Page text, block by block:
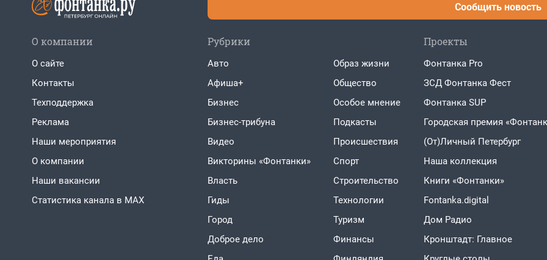
Сообщить новость
О компании
О сайте
Контакты
Техподдержка
Реклама
Наши мероприятия
О компании
Наши вакансии
Статистика канала в MAX
Рубрики
Авто
Афиша+
Бизнес
Бизнес-трибуна
Видео
Викторины «Фонтанки»
Власть
Гиды
Город
Доброе дело
Образ жизни
Общество
Особое мнение
Подкасты
Проиcшествия
Спорт
Строительство
Технологии
Туризм
Финансы
Проекты
Фонтанка Pro
ЗСД Фонтанка Фест
Фонтанка SUP
Городская премия
(От)Личный Петербург
Наша коллекция
Книги «Фонтанки»
Fontanka.digital
Дом Радио
Кронштадт: Главное